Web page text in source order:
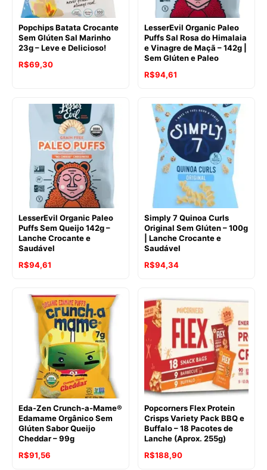
Popchips Batata Crocante
Sem Glúten Sal Marinho
23g – Leve e Delicioso!
O
R$69,30O
é:
R$69,30.
LesserEvil Organic Paleo
Puffs Sal Rosa do Himalaia
e Vinagre de Maçã – 142g |
Sem Glúten e Paleo
O
original
era:
R$128,47.
R$94,61
atual
é:
R$94,61.
LesserEvil Organic Paleo
Puffs Sem Queijo 142g –
Lanche Crocante e
Saudável
O
original
era:
R$128,47.
R$94,61
atual
é:
R$94,61.
Simply 7 Quinoa Curls
Original Sem Glúten – 100g
| Lanche Crocante e
Saudável
O
original
era:
R$94,61.
R$94,34O
é:
R$94,34.
Eda-Zen Crunch-a-Mame®
Edamame Orgânico Sem
Glúten Sabor Queijo
Cheddar – 99g
O
R$91,56
Popcorners Flex Protein
Crisps Variety Pack BBQ e
Buffalo – 18 Pacotes de
Lanche (Aprox. 255g)
R$188,90